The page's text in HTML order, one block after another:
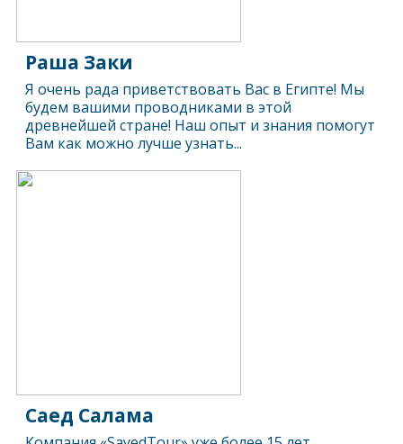
Раша Заки
Я очень рада приветствовать Вас в Египте! Мы
будем вашими проводниками в этой
древнейшей стране! Наш опыт и знания помогут
Вам как можно лучше узнать...
Саед Салама